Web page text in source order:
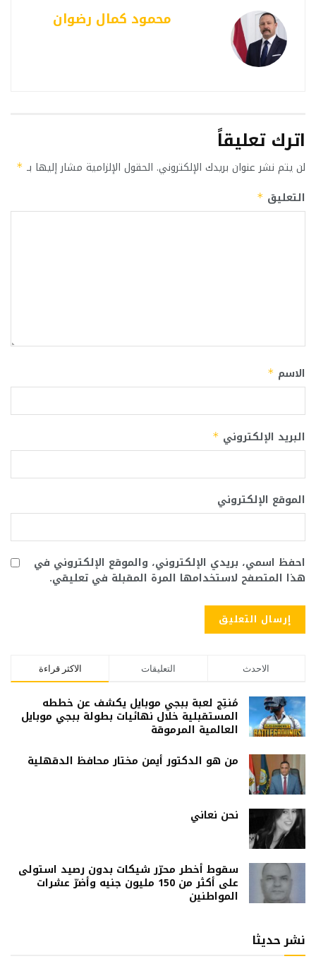
محمود كمال رضوان
اترك تعليقاً
لن يتم نشر عنوان بريدك الإلكتروني. الحقول الإلزامية مشار إليها بـ *
التعليق *
الاسم *
البريد الإلكتروني *
الموقع الإلكتروني
احفظ اسمي، بريدي الإلكتروني، والموقع الإلكتروني في
هذا المتصفح لاستخدامها المرة المقبلة في تعليقي.
الاكثر قراءة التعليقات الاحدث
مُنتِج لعبة ببجي موبايل يكشف عن خططه
المستقبلية خلال نهائيات بطولة ببجي موبايل
العالمية المرموقة
من هو الدكتور أيمن مختار محافظ الدقهلية
نحن نعاني
سقوط أخطر محرّر شيكات بدون رصيد استولى
على أكثر من 150 مليون جنيه وأضرّ عشرات
المواطنين
نشر حديثا